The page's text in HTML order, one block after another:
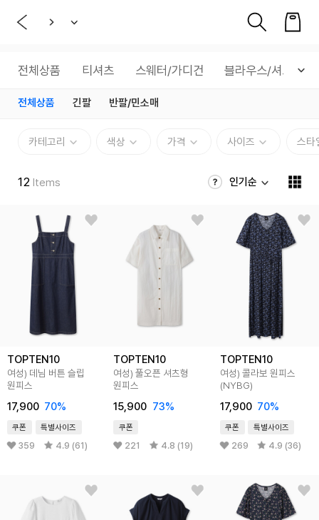
전체상품 티셔츠 스웨터/가디건 블라우스/셔츠
전체상품 긴팔 반팔/민소매
카테고리 색상 가격 사이즈 스타
12 Items 인기순
TOPTEN10
여성) 데님 버튼 슬립
원피스
17,900 70%
쿠폰 특별사이즈
359 4.9 (61)
TOPTEN10
여성) 풀오픈 셔츠형
원피스
15,900 73%
쿠폰
221 4.8 (19)
TOPTEN10
여성) 콜라보 원피스
(NYBG)
17,900 70%
쿠폰 특별사이즈
269 4.9 (36)